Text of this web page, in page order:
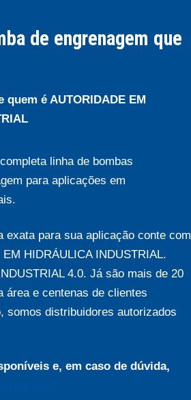
de engrenagem que
é AUTORIDADE EM
linha de bombas
para aplicações em
exata para sua aplicação conte com
HIDRÁULICA INDUSTRIAL.
4.0. Já são mais de 20
área e centenas de clientes
somos distribuidores autorizados
e, em caso de dúvida,